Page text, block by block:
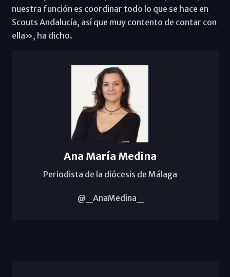
nuestra función es coordinar todo lo que se hace en
Scouts Andalucía, así que muy contento de contar con
ella», ha dicho.
Ana María Medina
Periodista de la diócesis de Málaga
@_AnaMedina_